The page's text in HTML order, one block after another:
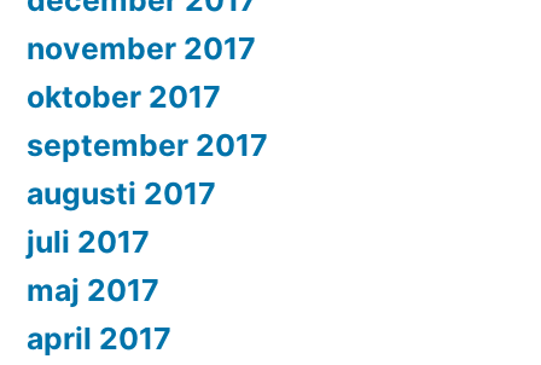
november 2017
oktober 2017
september 2017
augusti 2017
juli 2017
maj 2017
april 2017